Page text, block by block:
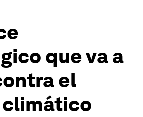
que va a
el